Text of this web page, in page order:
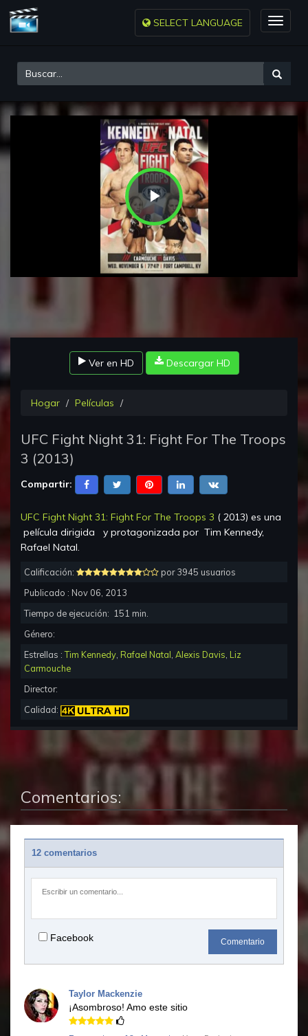
Toggle
SELECT LANGUAGE
Play
Video
Ver en HD Descargar HD
Hogar Películas
UFC Fight Night 31: Fight For The Troops
3 (2013)
Compartir:
UFC Fight Night 31: Fight For The Troops 3 ( 2013) es una
película dirigida
y protagonizada por Tim Kennedy,
Rafael Natal.
Calificación:
por 3945 usuarios
Publicado : Nov 06, 2013
Tiempo de ejecución: 151 min.
Género:
Estrellas :Tim Kennedy Rafael Natal Alexis Davis Liz
Carmouche
Director:
Calidad:
Comentarios:
12 comentarios
Facebook Comentario
Taylor Mackenzie
¡Asombroso! Amo este sitio